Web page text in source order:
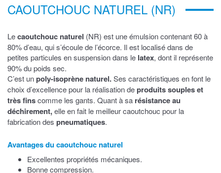
CAOUTCHOUC NATUREL (NR)
Lecaoutchouc naturel (NR) est une émulsion contenant 60 à
80% d’eau, qui s’écoule de l’écorce. Il est localisé dans de
petites particules en suspension dans le latex, dont il représente
90% du poids sec.
C’est unpoly-isoprène naturel.Ses caractéristiques en font le
choix d’excellence pour la réalisation deproduits souples et
très finscomme les gants. Quant à sa résistance au
déchirement,elle en fait le meilleur caoutchouc pour la
fabrication des pneumatiques.
Avantages du caoutchouc naturel
Excellentes propriétés mécaniques.
Bonne compression.